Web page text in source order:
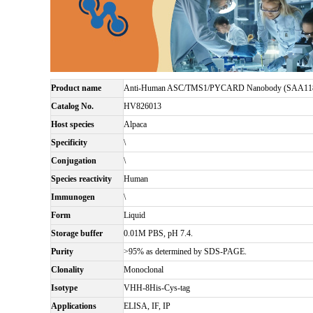
Product name
Anti-Human ASC/TMS1/PYCARD Nanobody
Catalog No.
HV826013
Host species
Alpaca
Specificity
\
Conjugation
\
Species reactivity
Human
Immunogen
\
Form
Liquid
Storage buffer
0.01M PBS, pH 7.4.
Purity
>95% as determined by SDS-PAGE.
Clonality
Monoclonal
Isotype
VHH-8His-Cys-tag
Applications
ELISA, IF, IP